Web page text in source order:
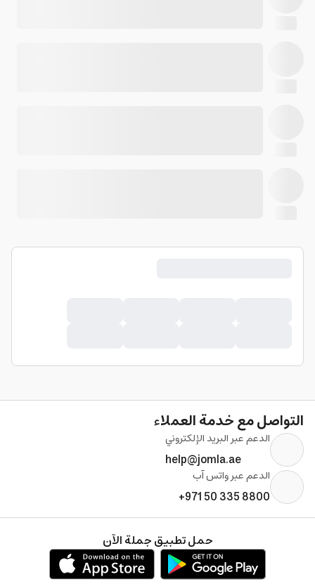
التواصل مع خدمة العملاء
الدعم عبر البريد الإلكتروني
help@jomla.ae
الدعم عبر واتس آب
+971 50 335 8800
حمل تطبيق جملة الآن